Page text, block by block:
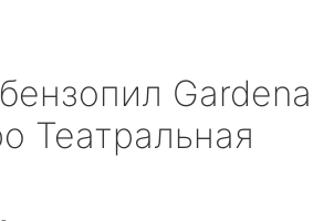
Gardena
Театральная